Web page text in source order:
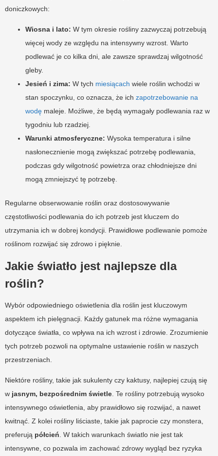
doniczkowych:
Wiosna i lato: W tym okresie rośliny zazwyczaj potrzebują
więcej wody ze względu na intensywny wzrost. Warto
podlewać je co kilka dni, ale zawsze sprawdzaj wilgotność
gleby.
Jesień i zima: W tych miesiącach wiele roślin wchodzi w
stan spoczynku, co oznacza, że ich zapotrzebowanie na
wodę maleje. Możliwe, że będą wymagały podlewania raz w
tygodniu lub rzadziej.
Warunki atmosferyczne: Wysoka temperatura i silne
nasłonecznienie mogą zwiększać potrzebę podlewania,
podczas gdy wilgotność powietrza oraz chłodniejsze dni
mogą zmniejszyć tę potrzebę.
Regularne obserwowanie roślin oraz dostosowywanie
częstotliwości podlewania do ich potrzeb jest kluczem do
utrzymania ich w dobrej kondycji. Prawidłowe podlewanie pomoże
roślinom rozwijać się zdrowo i pięknie.
Jakie światło jest najlepsze dla
roślin?
Wybór odpowiedniego oświetlenia dla roślin jest kluczowym
aspektem ich pielęgnacji. Każdy gatunek ma różne wymagania
dotyczące światła, co wpływa na ich wzrost i zdrowie. Zrozumienie
tych potrzeb pozwoli na optymalne ustawienie roślin w naszych
przestrzeniach.
Niektóre rośliny, takie jak sukulenty czy kaktusy, najlepiej czują się
w jasnym, bezpośrednim świetle. Te rośliny potrzebują wysoko
intensywnego oświetlenia, aby prawidłowo się rozwijać, a nawet
kwitnąć. Z kolei rośliny liściaste, takie jak paprocie czy monstera,
preferują półcień. W takich warunkach światlo nie jest tak
intensywne, co pozwala im zachować zdrowy wygląd bez ryzyka